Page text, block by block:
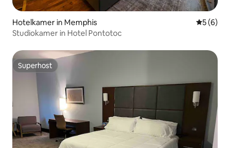
Hotelkamer in Memphis
5 (6)
Studiokamer in Hotel Pontotoc
Superhost
Superhost